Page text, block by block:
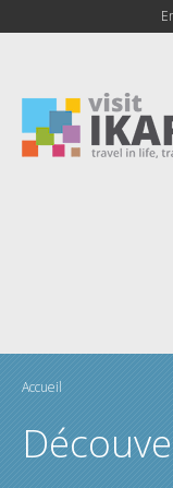
Accueil